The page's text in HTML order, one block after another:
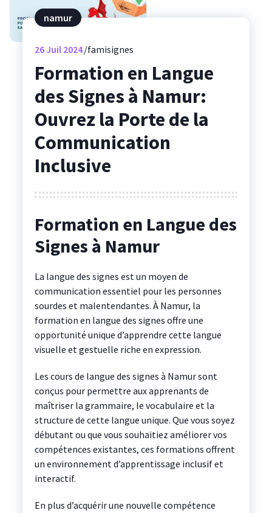
namur
26Juil 2024 famisignes
Formation en Langue
des Signes à Namur:
Ouvrez la Porte de la
Communication
Inclusive
Formation en Langue des
Signes à Namur
La langue des signes est un moyen de
communication essentiel pour les personnes
sourdes et malentendantes. À Namur, la
formation en langue des signes offre une
opportunité unique d’apprendre cette langue
visuelle et gestuelle riche en expression.
Les cours de langue des signes à Namur sont
conçus pour permettre aux apprenants de
maîtriser la grammaire, le vocabulaire et la
structure de cette langue unique. Que vous soyez
débutant ou que vous souhaitiez améliorer vos
compétences existantes, ces formations offrent
un environnement d’apprentissage inclusif et
interactif.
En plus d’acquérir une nouvelle compétence